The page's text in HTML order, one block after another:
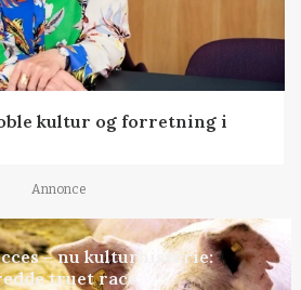
kultur og forretning i
Annonce
– nu kulturhistorie:
truet race